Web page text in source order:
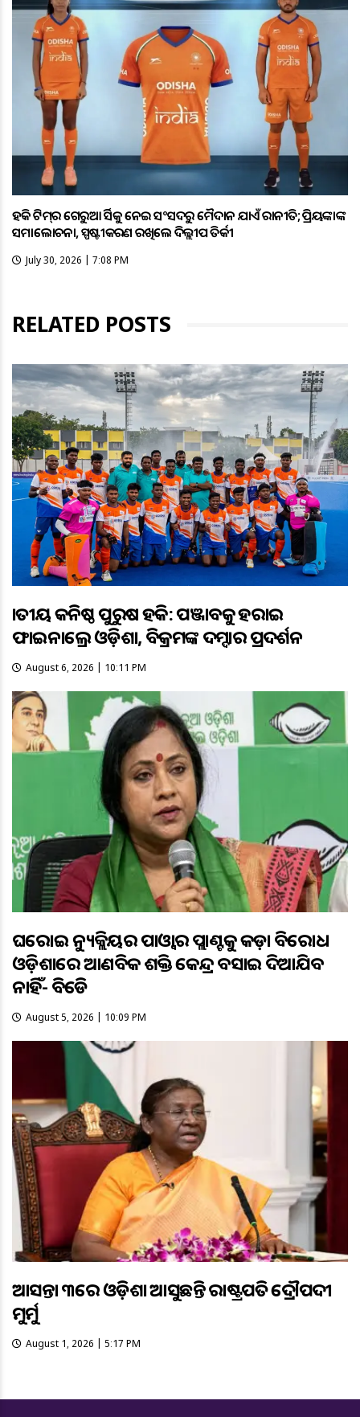
ହକି ଟିମ୍‌ର ଗେରୁଆ ଜର୍ସିକୁ ନେଇ ସଂସଦରୁ ମୈଦାନ ଯାଏଁ ରାଜନୀତି; ପ୍ରିୟଙ୍କାଙ୍କ
ସମାଲୋଚନା, ସ୍ପଷ୍ଟୀକରଣ ରଖିଲେ ଦିଲ୍ଲୀପ ତିର୍କୀ
July 30, 2026 | 7:08 PM
RELATED POSTS
ଜାତୀୟ କନିଷ୍ଠ ପୁରୁଷ ହକି: ପଞ୍ଜାବକୁ ହରାଇ
ଫାଇନାଲ୍ରେ ଓଡ଼ିଶା, ବିକ୍ରମଙ୍କ ଦମ୍ଦାର ପ୍ରଦର୍ଶନ
August 6, 2026 | 10:11 PM
ଘରୋଇ ନ୍ୟୁକ୍ଲିୟର ପାଓ୍ବାର ପ୍ଲାଣ୍ଟକୁ କଡ଼ା ବିରୋଧ
ଓଡ଼ିଶାରେ ଆଣବିକ ଶକ୍ତି କେନ୍ଦ୍ର ବସାଇ ଦିଆଯିବ
ନାହିଁ- ବିଜେଡି
August 5, 2026 | 10:09 PM
ଆସନ୍ତା ୩ରେ ଓଡ଼ିଶା ଆସୁଛନ୍ତି ରାଷ୍ଟ୍ରପତି ଦ୍ରୌପଦୀ
ମୁର୍ମୁ
August 1, 2026 | 5:17 PM